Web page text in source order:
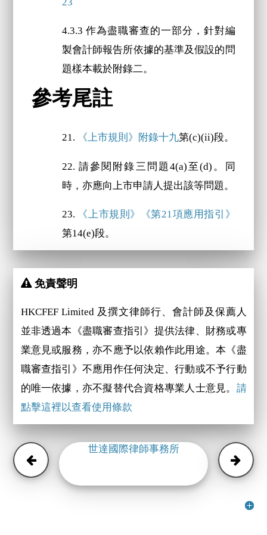
4.3.3 作為盡職審查的一部分，針對編
製會計師報告所依據的基準及假設的問
題樣本載於附錄二。
參考尾註
21. 《上市規則》附錄十九第(c)(ii)段。
22. 請參閱附錄三問題4(a)至(d)。同
時，亦應向上市申請人提出該等問題。
23.
《上市規則》《第21項應用指引》
第14(e)段。
免責聲明
HKCFEF Limited 及撰文律師行、會計師及保薦人
並非透過本《盡職審查指引》提供法律、財務或專
業意見或服務，亦不應予以依賴作此用途。本《盡
職審查指引》不應用作任何決定、行動或不予行動
的唯一依據，亦不擬替代合資格專業人士意見。 請
點擊這裡以查看使用條款
世達國際律師事務所